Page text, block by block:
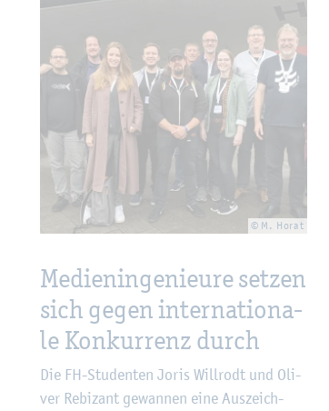
© M. Horat
Me­di­en­in­ge­nieu­re set­zen
sich gegen in­ter­na­tio­na­
le Kon­kur­renz durch
Die FH-Stu­den­ten Joris Will­rodt und Oli­
ver Re­bi­zant ge­wan­nen eine Aus­zeich­